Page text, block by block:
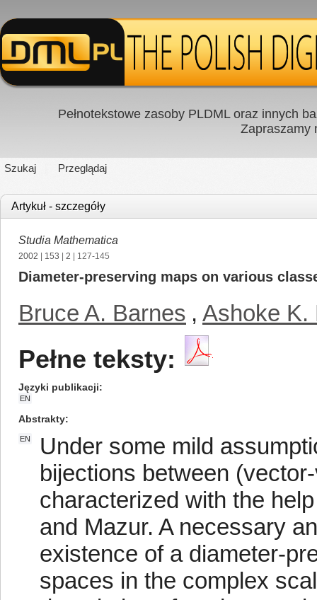
Pełnotekstowe zasoby PLDML oraz innych
Zapraszamy
Szukaj Przeglądaj
Artykuł - szczegóły
Studia Mathematica
2002 153 2 | 127-145
Diameter-preserving maps on various
Bruce A. Barnes , Ashoke K.
Pełne teksty:
Języki publikacji
EN
Abstrakty
EN
Under some mild
bijections between
characterized with the
and Mazur. A necessary
existence of a diameter-
spaces in the complex